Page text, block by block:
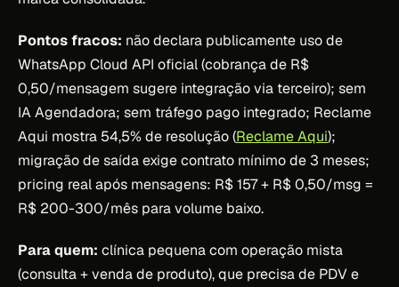
Pontos fracos: não declara publicamente uso de
WhatsApp Cloud API oficial (cobrança de R$
0,50/mensagem sugere integração via terceiro); sem
IA Agendadora; sem tráfego pago integrado; Reclame
Aqui mostra 54,5% de resolução (Reclame Aqui);
migração de saída exige contrato mínimo de 3 meses;
pricing real após mensagens: R$ 157 + R$ 0,50/msg =
R$ 200-300/mês para volume baixo.
Para quem: clínica pequena com operação mista
(consulta + venda de produto), que precisa de PDV e